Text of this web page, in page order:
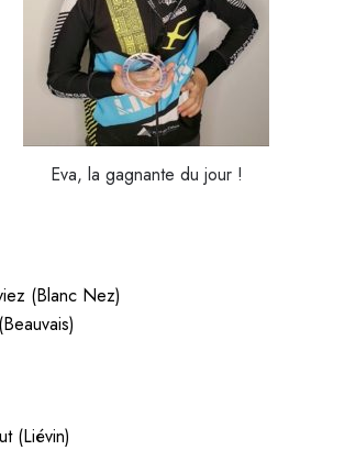
Eva, la gagnante du jour !
(Blanc Nez)
(Liévin)